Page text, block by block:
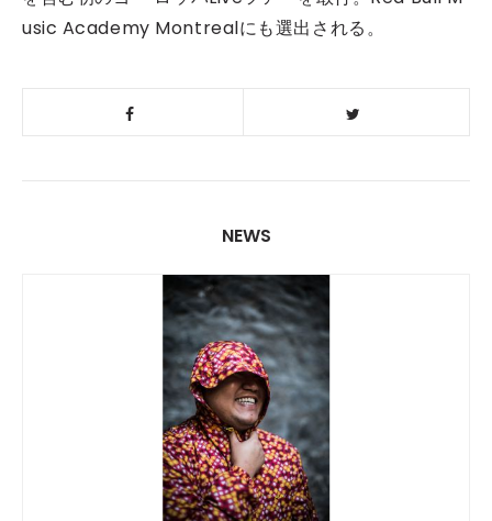
usic Academy Montrealにも選出される。
NEWS